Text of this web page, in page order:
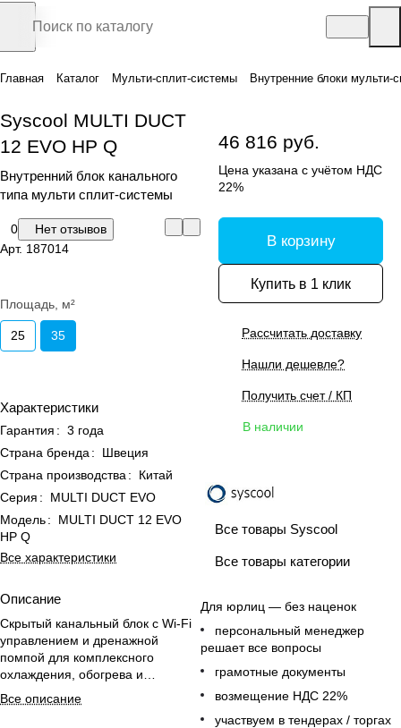
Главная Каталог Мульти-сплит-системы Внутренние блоки мульти-
Syscool MULTI DUCT
12 EVO HP Q
Внутренний блок канального
типа мульти сплит-системы
0
Нет отзывов
Арт. 187014
Площадь, м²
25 35
Характеристики
Гарантия : 3 года
Страна бренда :
Швеция
Страна производства :
Китай
Серия :
MULTI DUCT EVO
Модель:
MULTI DUCT 12 EVO
HP Q
Все характеристики
Описание
Скрытый канальный блок с Wi-Fi
управлением и дренажной
помпой для комплексного
охлаждения, обогрева и
вентиляции нескольких
помещений.
Все описание
46 816 руб.
Цена указана с учётом НДС
22%
В корзину
Купить в 1 клик
Рассчитать доставку
Нашли дешевле?
Получить счет / КП
В наличии
Все товары Syscool
Все товары категории
Для юрлиц — без наценок
персональный менеджер
решает все вопросы
грамотные документы
возмещение НДС 22%
участвуем в тендерах / торгах